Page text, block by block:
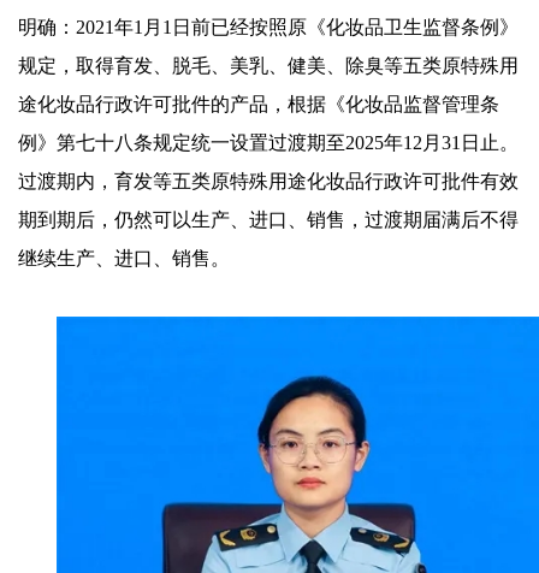
明确：2021年1月1日前已经按照原《化妆品卫生监督条例》
规定，取得育发、脱毛、美乳、健美、除臭等五类原特殊用
途化妆品行政许可批件的产品，根据《化妆品监督管理条
例》第七十八条规定统一设置过渡期至2025年12月31日止。
过渡期内，育发等五类原特殊用途化妆品行政许可批件有效
期到期后，仍然可以生产、进口、销售，过渡期届满后不得
继续生产、进口、销售。